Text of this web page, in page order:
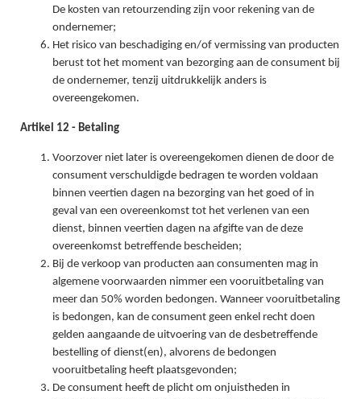
De kosten van retourzending zijn voor rekening van de
ondernemer;
Het risico van beschadiging en/of vermissing van producten
berust tot het moment van bezorging aan de consument bij
de ondernemer, tenzij uitdrukkelijk anders is
overeengekomen.
Artikel 12 - Betaling
Voorzover niet later is overeengekomen dienen de door de
consument verschuldigde bedragen te worden voldaan
binnen veertien dagen na bezorging van het goed of in
geval van een overeenkomst tot het verlenen van een
dienst, binnen veertien dagen na afgifte van de deze
overeenkomst betreffende bescheiden;
Bij de verkoop van producten aan consumenten mag in
algemene voorwaarden nimmer een vooruitbetaling van
meer dan 50% worden bedongen. Wanneer vooruitbetaling
is bedongen, kan de consument geen enkel recht doen
gelden aangaande de uitvoering van de desbetreffende
bestelling of dienst(en), alvorens de bedongen
vooruitbetaling heeft plaatsgevonden;
De consument heeft de plicht om onjuistheden in